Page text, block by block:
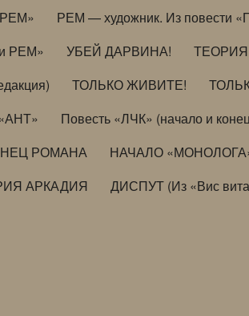
РЕМ — художник. Из повести
РЕМ» УБЕЙ ДАРВИНА!
ТОЛЬКО ЖИВИТЕ!
Повесть «ЛЧК» (начало и
РОМАНА
НАЧАЛО
АРКАДИЯ ДИСПУТ (Из «Вис